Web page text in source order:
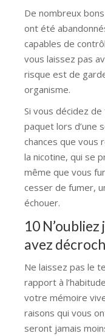
De nombreux
ont été
capables de
vous laissez pas
risque est de
organisme.
Si vous décidez
paquet lors d’une
chances que vous
la nicotine, qui se
même que vous
cesser de fumer,
échouer.
10
avez
Ne laissez pas le
rapport à
votre mémoire
raisons qui vous
seront jamais